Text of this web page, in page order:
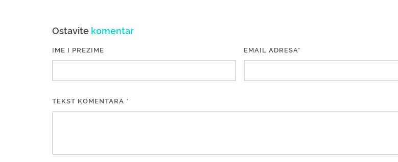
Ostavite komentar
IME I PREZIME EMAIL ADRESA*
TEKST KOMENTARA *